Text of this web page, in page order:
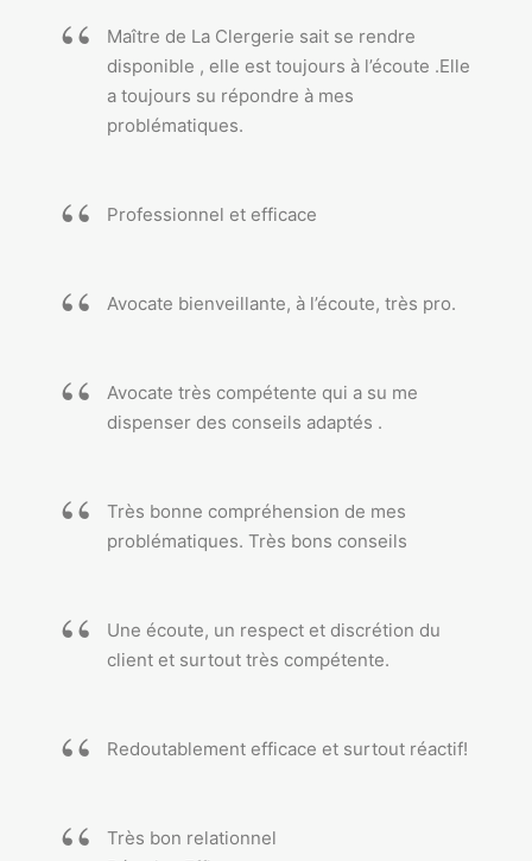
Maître de La Clergerie sait se rendre
disponible , elle est toujours à l’écoute .Elle
a toujours su répondre à mes
problématiques.
Professionnel et efficace
Avocate bienveillante, à l’écoute, très pro.
Avocate très compétente qui a su me
dispenser des conseils adaptés .
Très bonne compréhension de mes
problématiques. Très bons conseils
Une écoute, un respect et discrétion du
client et surtout très compétente.
Redoutablement efficace et surtout réactif!
Très bon relationnel